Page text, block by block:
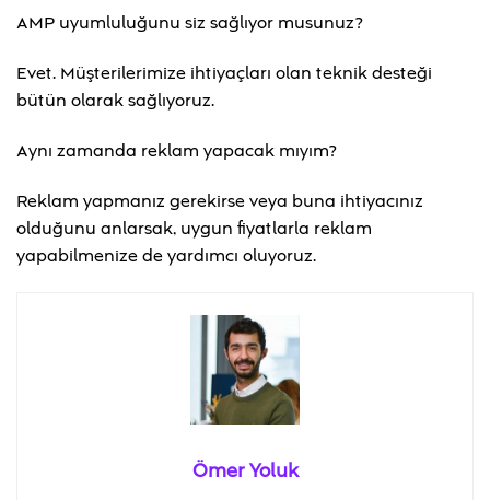
AMP uyumluluğunu siz sağlıyor musunuz?
Evet. Müşterilerimize ihtiyaçları olan teknik desteği
bütün olarak sağlıyoruz.
Aynı zamanda reklam yapacak mıyım?
Reklam yapmanız gerekirse veya buna ihtiyacınız
olduğunu anlarsak, uygun fiyatlarla reklam
yapabilmenize de yardımcı oluyoruz.
Ömer Yoluk